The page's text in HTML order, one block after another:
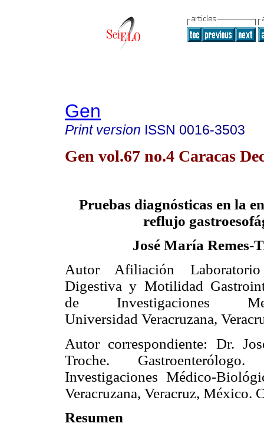
Gen
Print version ISSN 0016-3503
Gen vol.67 no.4 Caracas
Pruebas diagnósticas en la
reflujo
José María Remes-
Autor Afiliación
Digestiva y Motilidad
de Investigaciones
Universidad Veracruzana,
Autor correspondiente: Dr.
Troche.
Investigaciones Médico-
Veracruzana, Veracruz, México.
Resumen